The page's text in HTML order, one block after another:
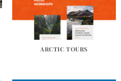
ARCTIC TOURS